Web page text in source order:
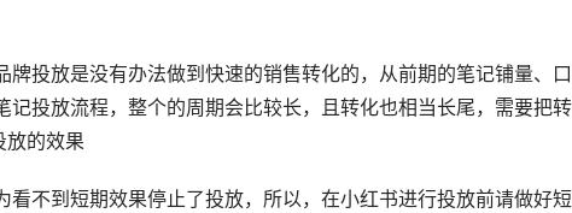
投放是没有办法做到快速的销售转化的，从前期的笔记铺量、
投放流程，整个的周期会比较长，且转化也相当长尾，需要把
放的效果
不到短期效果停止了投放，所以，在小红书进行投放前请做好